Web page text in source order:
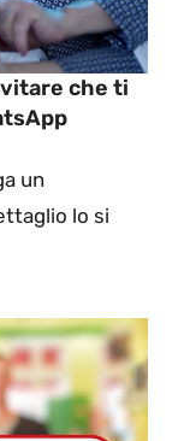
che ti
un
lo si